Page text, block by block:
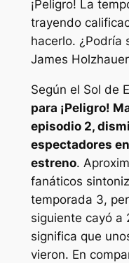
¡Peligro! La
trayendo
hacerlo. ¿Podría
James
Según el Sol de
para ¡Peligro!
episodio 2,
espectadores
estreno.
fanáticos
temporada 3,
siguiente cayó a
significa que
vieron. En